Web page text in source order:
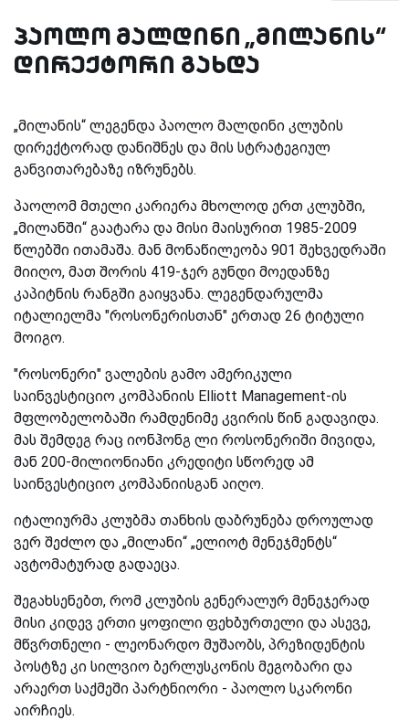
პაოლო მალდინი „მილანის“
დირექტორი გახდა
„მილანის“ ლეგენდა პაოლო მალდინი კლუბის
დირექტორად დანიშნეს და მის სტრატეგიულ
განვითარებაზე იზრუნებს.
პაოლომ მთელი კარიერა მხოლოდ ერთ კლუბში,
„მილანში“ გაატარა და მისი მაისურით 1985-2009
წლებში ითამაშა. მან მონაწილეობა 901 შეხვედრაში
მიიღო, მათ შორის 419-ჯერ გუნდი მოედანზე
კაპიტნის რანგში გაიყვანა. ლეგენდარულმა
იტალიელმა "როსონერისთან" ერთად 26 ტიტული
მოიგო.
"როსონერი" ვალების გამო ამერიკული
საინვესტიციო კომპანიის Elliott Management-ის
მფლობელობაში რამდენიმე კვირის წინ გადავიდა.
მას შემდეგ რაც იონჰონგ ლი როსონერიში მივიდა,
მან 200-მილიონიანი კრედიტი სწორედ ამ
საინვესტიციო კომპანიისგან აიღო.
იტალიურმა კლუბმა თანხის დაბრუნება დროულად
ვერ შეძლო და „მილანი“ „ელიოტ მენეჯმენტს“
ავტომატურად გადაეცა.
შეგახსენებთ, რომ კლუბის გენერალურ მენეჯერად
მისი კიდევ ერთი ყოფილი ფეხბურთელი და ასევე,
მწვრთნელი - ლეონარდო მუშაობს, პრეზიდენტის
პოსტზე კი სილვიო ბერლუსკონის მეგობარი და
არაერთ საქმეში პარტნიორი - პაოლო სკარონი
აირჩიეს.